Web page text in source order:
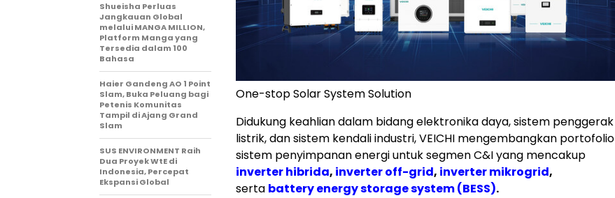
One-stop Solar System Solution
Didukung keahlian dalam bidang elektronika daya, sistem penggerak
listrik, dan sistem kendali industri, VEICHI mengembangkan portofolio
sistem penyimpanan energi untuk segmen C&I yang mencakup
inverter hibrida, inverter off-grid, inverter mikrogrid,
serta battery energy storage system (BESS).
Shueisha Perluas
Jangkauan Global
melalui MANGA MILLION,
Platform Manga yang
Tersedia dalam 100
Bahasa
Haier Gandeng AO 1 Point
Slam, Buka Peluang bagi
Petenis Komunitas
Tampil di Ajang Grand
Slam
SUS ENVIRONMENT Raih
Dua Proyek WtE di
Indonesia, Percepat
Ekspansi Global